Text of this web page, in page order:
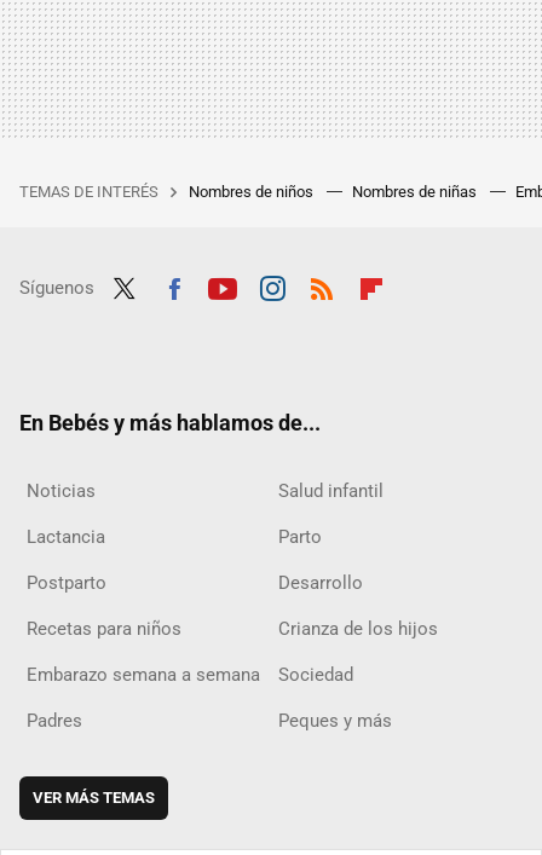
TEMAS DE INTERÉS Nombres de niños Nombres de niñas
Síguenos
En Bebés y más hablamos de...
Noticias Salud infantil
Lactancia Parto
Postparto Desarrollo
Recetas para niños Crianza de los hijos
Embarazo semana a semana Sociedad
Padres Peques y más
VER MÁS TEMAS